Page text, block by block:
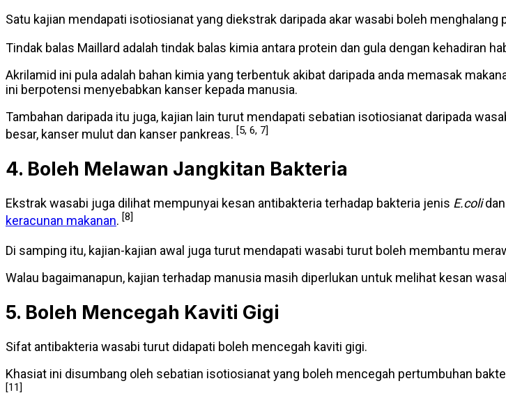
Satu kajian mendapati isotiosianat yang diekstrak daripada akar wasabi boleh
Tindak balas Maillard adalah tindak balas kimia antara protein dan gula dengan kehadiran
Akrilamid ini pula adalah bahan kimia yang terbentuk akibat daripada anda memasak
ini berpotensi menyebabkan kanser kepada manusia.
Tambahan daripada itu juga, kajian lain turut mendapati sebatian isotiosianat daripada
besar, kanser mulut dan kanser pankreas. [5, 6, 7]
4. Boleh Melawan Jangkitan Bakteria
Ekstrak wasabi juga dilihat mempunyai kesan antibakteria terhadap bakteria jenis E.colidan
keracunan makanan. [8]
Di samping itu, kajian-kajian awal juga turut mendapati wasabi turut boleh membantu
Walau bagaimanapun, kajian terhadap manusia masih diperlukan untuk melihat kesan
5. Boleh Mencegah Kaviti Gigi
Sifat antibakteria wasabi turut didapati boleh mencegah kaviti gigi.
Khasiat ini disumbang oleh sebatian isotiosianat yang boleh mencegah pertumbuhan
[11]